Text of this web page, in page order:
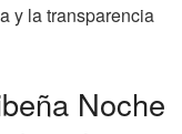
y la transparencia
Noche